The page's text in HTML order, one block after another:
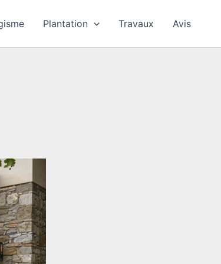
Plantation Travaux Avis